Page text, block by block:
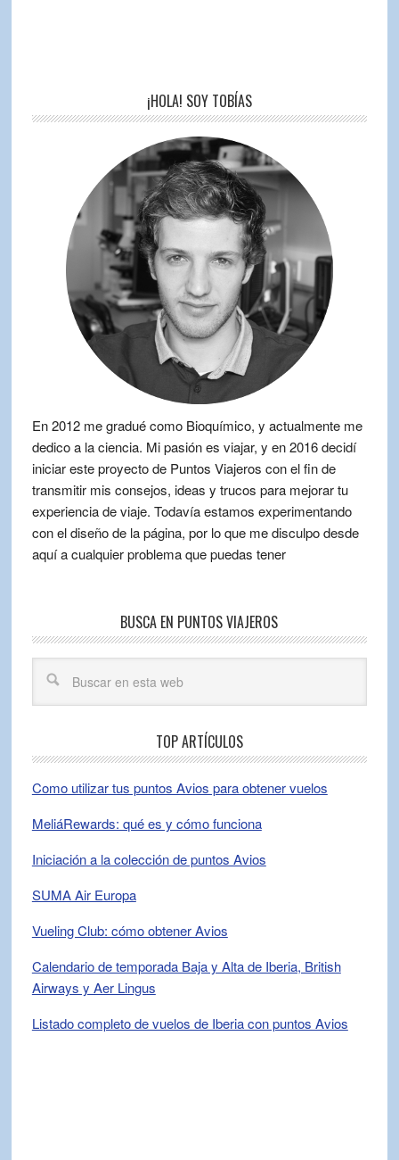
¡HOLA! SOY TOBÍAS
En 2012 me gradué como Bioquímico, y actualmente me
dedico a la ciencia. Mi pasión es viajar, y en 2016 decidí
iniciar este proyecto de Puntos Viajeros con el fin de
transmitir mis consejos, ideas y trucos para mejorar tu
experiencia de viaje. Todavía estamos experimentando
con el diseño de la página, por lo que me disculpo desde
aquí a cualquier problema que puedas tener
BUSCA EN PUNTOS VIAJEROS
TOP ARTÍCULOS
Como utilizar tus puntos Avios para obtener vuelos
MeliáRewards: qué es y cómo funciona
Iniciación a la colección de puntos Avios
SUMA Air Europa
Vueling Club: cómo obtener Avios
Calendario de temporada Baja y Alta de Iberia, British
Airways y Aer Lingus
Listado completo de vuelos de Iberia con puntos Avios